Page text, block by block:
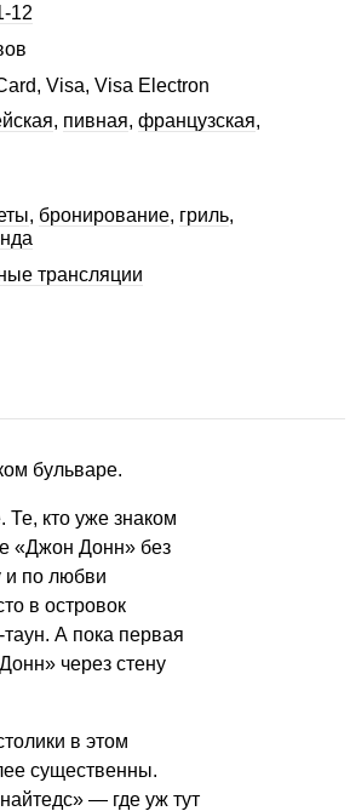
12
Visa, Visa Electron
, пивная, французская,
, бронирование, гриль,
трансляции
бульваре.
Те, кто уже знаком
«Джон Донн» без
и по любви
в островок
А пока первая
через стену
в этом
существенны.
— где уж тут